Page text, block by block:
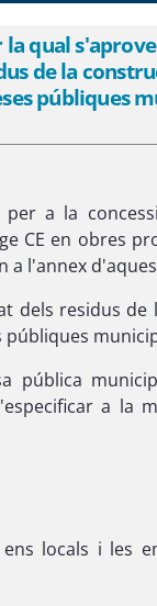
la qual
de la
públiques
per a la
CE en obres
a l'annex
dels residus de
pública
a la
locals i les